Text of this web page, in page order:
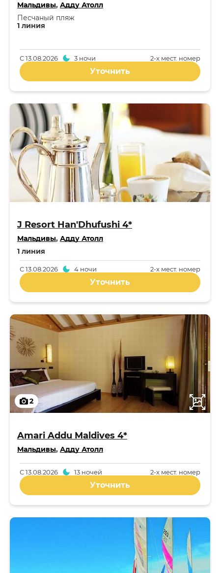
Мальдивы, Адду Атолл
1 линия
Песчаный пляж
2-x мест. номер
С13.08.2026 3 ночи
Уточнить
J Resort Han'Dhufushi 4*
Мальдивы, Адду Атолл
1 линия
2-x мест. номер
С13.08.2026 4 ночи
Уточнить
2
Amari Addu Maldives 4*
Мальдивы, Адду Атолл
2-x мест. номер
С13.08.2026 13 ночей
Уточнить